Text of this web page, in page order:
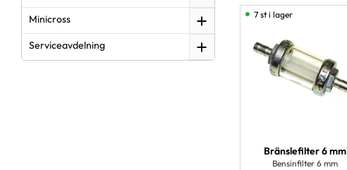
Bränslefilter 6 mm
Bensinfilter 6 mm
7 st i lager
Minicross
Serviceavdelning